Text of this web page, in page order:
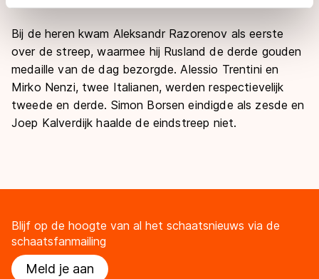
adequaat beschermingsniveau geldt volgens de GDPR.
Door op ‘Toestaan’ te klikken, stemt u in met deze
overdracht. Meer informatie vindt u in ons
cookiebeleid
Bij de heren kwam Aleksandr Razorenov als eerste
over de streep, waarmee hij Rusland de derde gouden
medaille van de dag bezorgde. Alessio Trentini en
Mirko Nenzi, twee Italianen, werden respectievelijk
tweede en derde. Simon Borsen eindigde als zesde en
Joep Kalverdijk haalde de eindstreep niet.
Blijf op de hoogte van al het schaatsnieuws via de
schaatsfanmailing
Meld je aan